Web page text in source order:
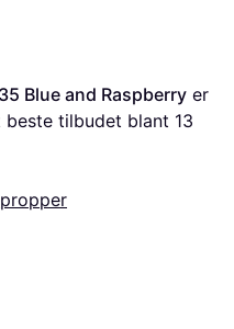
Blue and Raspberry
tilbudet blant 13